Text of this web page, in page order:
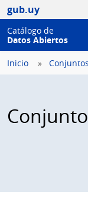
gub.uy
Catálogo de
Datos Abiertos
Inicio